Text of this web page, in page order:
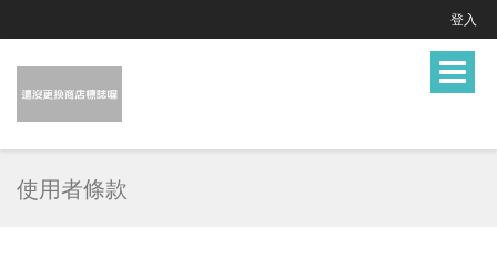
登入
Toggle
使用者條款